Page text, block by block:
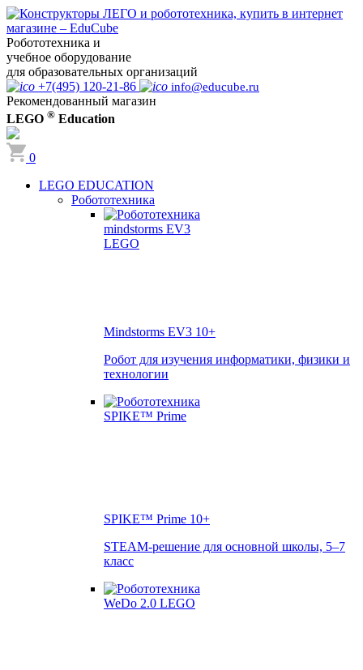
Робототехника и
учебное оборудование
для образовательных организаций
+7(495) 120-21-86
info@educube.ru
Рекомендованный магазин
LEGO ® Education
0
LEGO EDUCATION
Робототехника
Mindstorms EV3 10+
Робот для изучения информатики, физики и
технологии
SPIKE™ Prime 10+
STEAM-решение для основной школы, 5–7
класс